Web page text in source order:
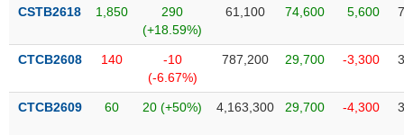
CSTB2618 1,850
290
(+18.59%)
61,100 74,600 5,600
CTCB2608 140
-10
(-6.67%)
787,200 29,700 -3,300
CTCB2609 60 20 (+50%) 4,163,300 29,700 -4,300
Công
đầu
tư